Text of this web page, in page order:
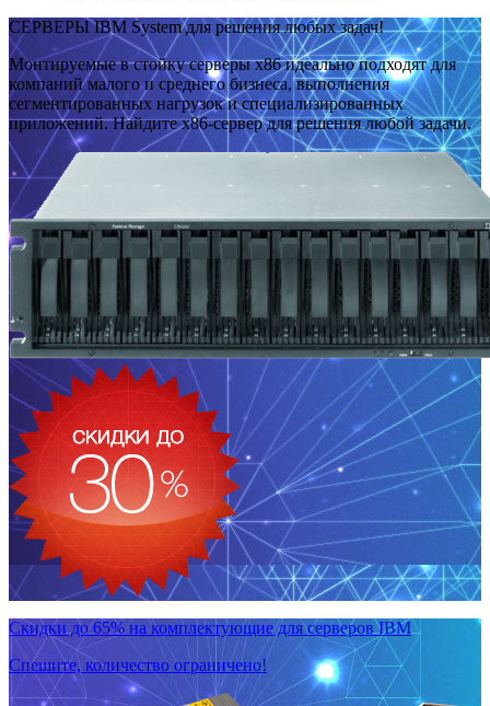
СЕРВЕРЫ IBM System для решения любых задач!
Монтируемые в стойку серверы x86 идеально подходят для
компаний малого и среднего бизнеса, выполнения
сегментированных нагрузок и специализированных
приложений. Найдите x86-сервер для решения любой задачи.
Скидки до 65% на комплектующие для серверов IBM
Спешите, количество ограничено!